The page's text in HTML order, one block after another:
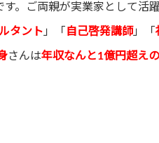
す。ご両親が実業家として活
タント 」「 自己啓発講師」「
さんは年収なんと1億円超え